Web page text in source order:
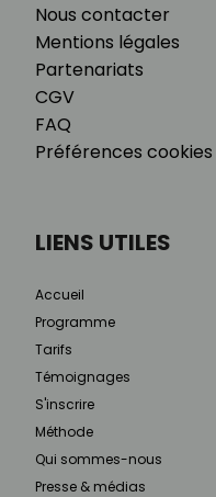
Nous contacter
Mentions légales
Partenariats
CGV
FAQ
Préférences cookies
LIENS UTILES
Accueil
Programme
Tarifs
Témoignages
S'inscrire
Méthode
Qui sommes-nous
Presse & médias